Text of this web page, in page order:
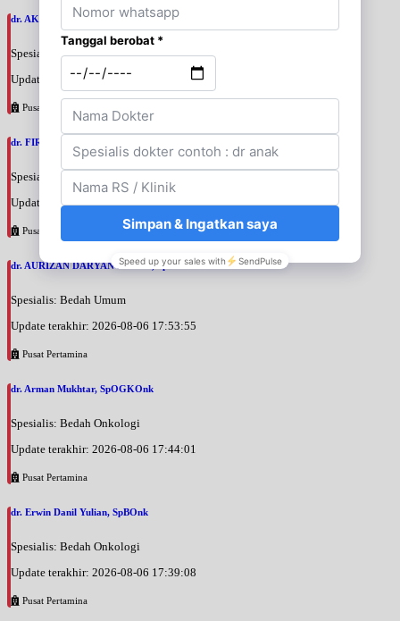
dr. AKBARI WAHYUDI KUSUMAH, SpU
Spesialis: Bedah Urologi
Update terakhir: 2026-08-06 18:38:38
Pusat Pertamina
dr. FIRTANTYO ADI SYAHPUTRA, SpU
Spesialis: Bedah Urologi
Update terakhir: 2026-08-06 18:29:29
Pusat Pertamina
dr. AURIZAN DARYAN KARIM, SpB
Spesialis: Bedah Umum
Update terakhir: 2026-08-06 17:53:55
Pusat Pertamina
dr. Arman Mukhtar, SpOGKOnk
Spesialis: Bedah Onkologi
Update terakhir: 2026-08-06 17:44:01
Pusat Pertamina
dr. Erwin Danil Yulian, SpBOnk
Spesialis: Bedah Onkologi
Update terakhir: 2026-08-06 17:39:08
Pusat Pertamina